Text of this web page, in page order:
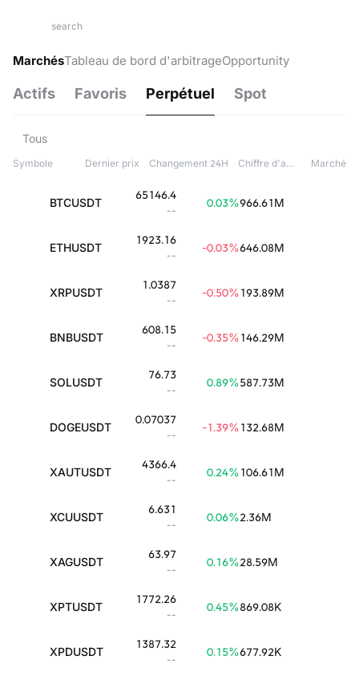
MarchésTableau de bord d'arbitrageOpportunity
Actifs Favoris Perpétuel Spot
Tous
Symbole Dernier prix Changement 24H Chiffre d'affaires 24H(USDT) Marché
BTCUSDT
65146.4
--
0.03%966.61M
ETHUSDT
1923.16
--
-0.03%646.08M
XRPUSDT
1.0387
--
-0.50%193.89M
BNBUSDT
608.15
--
-0.35%146.29M
SOLUSDT
76.73
--
0.89%587.73M
DOGEUSDT
0.07037
--
-1.39%132.68M
XAUTUSDT
4366.4
--
0.24%106.61M
XCUUSDT
6.631
--
0.06%2.36M
XAGUSDT
63.97
--
0.16%28.59M
XPTUSDT
1772.26
--
0.45%869.08K
XPDUSDT
1387.32
--
0.15%677.92K